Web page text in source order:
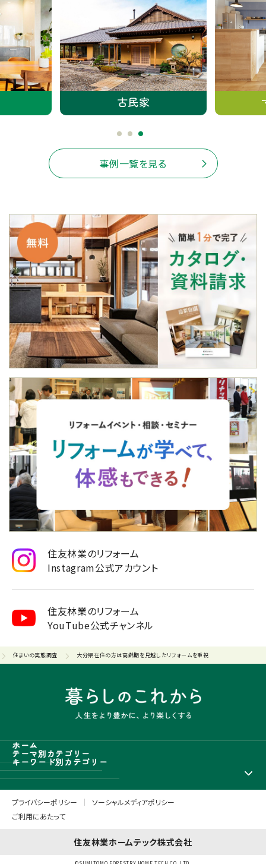
古民家
事例一覧を見る
住友林業のリフォーム
YouTube公式チャンネル
住友林業のリフォーム
Instagram公式アカウント
住まいの実態調査 大分県在住の方は高齢期を見越したリフォームを重視
ホーム
テーマ別カテゴリー
キーワード別カテゴリー
プライバシーポリシー
ソーシャルメディアポリシー
ご利用にあたって
住友林業ホームテック株式会社